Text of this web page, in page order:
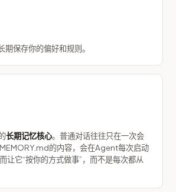
期保存你的偏好和规则。
长期记忆核心。普通对话往往只在一次会
的内容，会在Agent每次启动
让它“按你的方式做事”，而不是每次都从